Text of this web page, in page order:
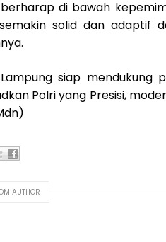
di bawah
solid dan adaptif
Lampung siap
Polri yang Presisi,
AUTHOR